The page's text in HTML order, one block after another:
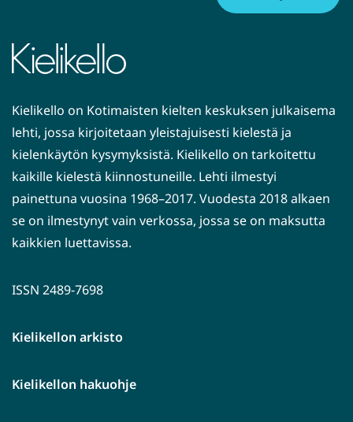
Kielikello on Kotimaisten kielten keskuksen julkaisema
lehti, jossa kirjoitetaan yleistajuisesti kielestä ja
kielenkäytön kysymyksistä. Kielikello on tarkoitettu
kaikille kielestä kiinnostuneille. Lehti ilmestyi
painettuna vuosina 1968–2017. Vuodesta 2018 alkaen
se on ilmestynyt vain verkossa, jossa se on maksutta
kaikkien luettavissa.
ISSN 2489-7698
Kielikellon arkisto
Kielikellon hakuohje